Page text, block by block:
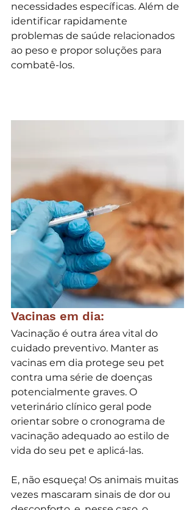
necessidades específicas. Além de
identificar rapidamente
problemas de saúde relacionados
ao peso e propor soluções para
combatê-los.
Vacinas em dia:
Vacinação é outra área vital do
cuidado preventivo. Manter as
vacinas em dia protege seu pet
contra uma série de doenças
potencialmente graves. O
veterinário clínico geral pode
orientar sobre o cronograma de
vacinação adequado ao estilo de
vida do seu pet e aplicá-las.
E, não esqueça! Os animais muitas
vezes mascaram sinais de dor ou